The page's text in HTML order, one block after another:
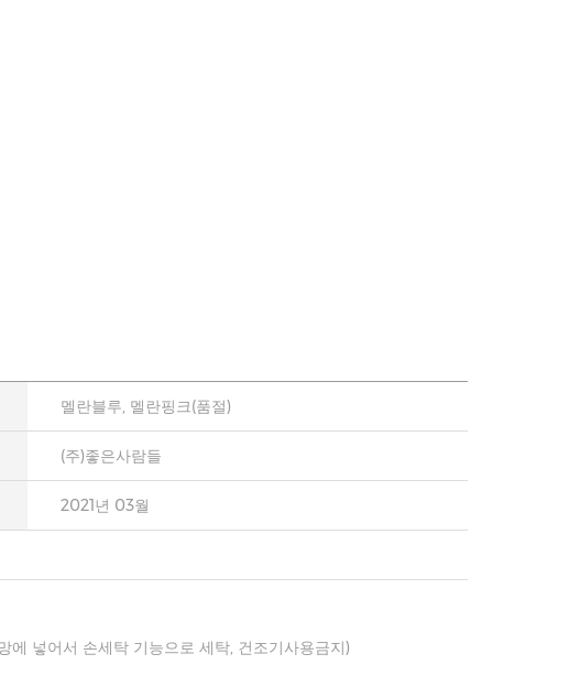
멜란블루, 멜란핑크(품절)
(주)좋은사람들
2021년 03월
에 넣어서 손세탁 기능으로 세탁, 건조기사용금지)